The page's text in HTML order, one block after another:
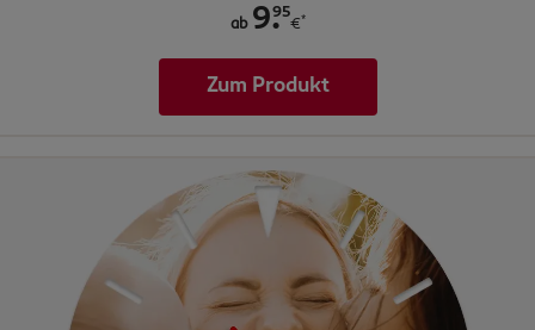
ab 9.
95
€*
Zum Produkt